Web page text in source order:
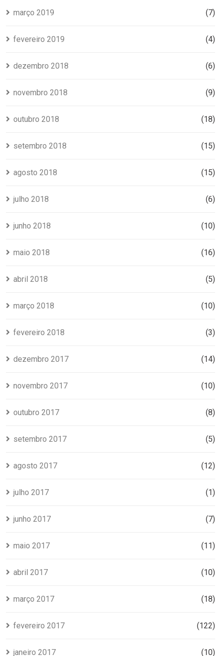
março 2019 (7)
fevereiro 2019 (4)
dezembro 2018 (6)
novembro 2018 (9)
outubro 2018 (18)
setembro 2018 (15)
agosto 2018 (15)
julho 2018 (6)
junho 2018 (10)
maio 2018 (16)
abril 2018 (5)
março 2018 (10)
fevereiro 2018 (3)
dezembro 2017 (14)
novembro 2017 (10)
outubro 2017 (8)
setembro 2017 (5)
agosto 2017 (12)
julho 2017 (1)
junho 2017 (7)
maio 2017 (11)
abril 2017 (10)
março 2017 (18)
fevereiro 2017 (122)
janeiro 2017 (10)